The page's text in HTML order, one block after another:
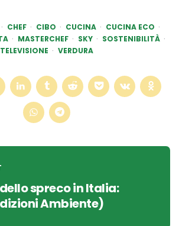
CHEF CIBO CUCINA
CUCINA ECO
MASTERCHEF SKY
SOSTENIBILITÀ
TELEVISIONE
VERDURA
spreco in Italia:
Ambiente)